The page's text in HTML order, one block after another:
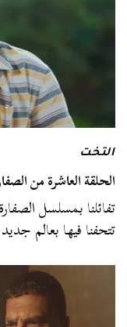
التخت
الحلقة العاشرة من
تفائلنا بمسلسل
تتحفنا فيها بعالم